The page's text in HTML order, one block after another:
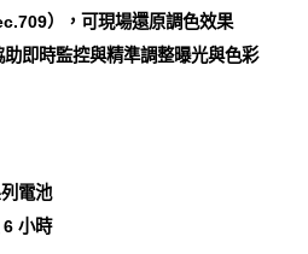
），可現場還原調色效果
即時監控與精準調整曝光與色彩
電池
小時